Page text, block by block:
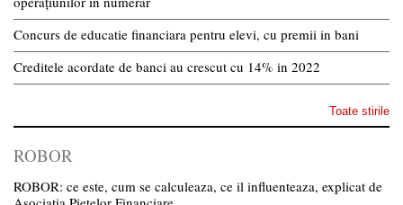
Concurs de educatie financiara pentru elevi, cu premii in bani
Creditele acordate de banci au crescut cu 14% in 2022
Toate stirile
ROBOR
ROBOR: ce este, cum se calculeaza, ce il influenteaza, explicat de